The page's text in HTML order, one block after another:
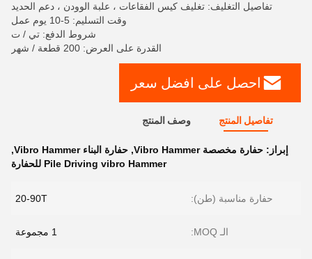
تفاصيل التغليف: تغليف كيس الفقاعات ، علبة الوودن ، دعم الحديد
وقت التسليم: 5-10 يوم عمل
شروط الدفع: تي / ت
القدرة على العرض: 200 قطعة / شهر
احصل على افضل سعر
تفاصيل المنتج وصف المنتج
إبراز: حفارة مخصصة Vibro Hammer , حفارة البناء Vibro Hammer
,
Pile Driving vibro Hammer للحفارة
حفارة مناسبة (طن): 20-90T
الـ MOQ: 1 مجموعة